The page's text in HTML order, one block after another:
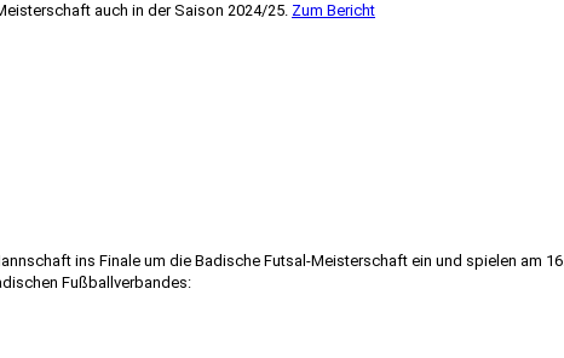
auch in der Saison 2024/25. Zum Bericht
ins Finale um die Badische Futsal-Meisterschaft ein und spielen am 16.
Fußballverbandes: